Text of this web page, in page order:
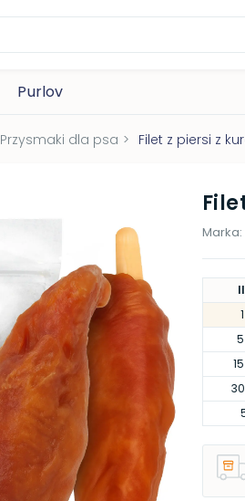
Purlov
Przysmaki dla psa > Filet z piersi z
Marka:
1
5
15
30